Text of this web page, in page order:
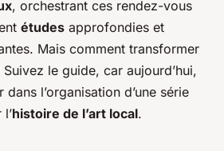
, orchestrant ces rendez-vous
études approfondies et
Mais comment transformer
le guide, car aujourd’hui,
l’organisation d’une série
histoire de l’art local.